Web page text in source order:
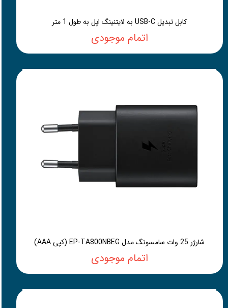
کابل تبدیل USB-C به لایتنینگ اپل به طول 1 متر
اتمام موجودی
شارژر 25 وات سامسونگ مدل EP-TA800NBEG (کپی AAA)
اتمام موجودی